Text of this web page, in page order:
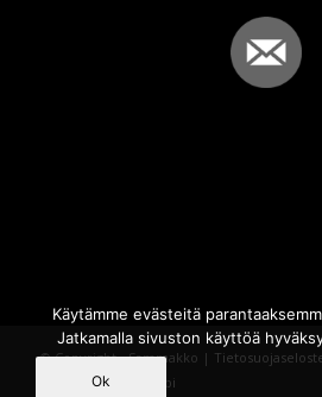
© Copyright - Sammakko |
Powered by
iQWebbi
Käytämme evästeitä
Jatkamalla sivuston käyttöä
Ok